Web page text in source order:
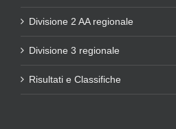
Divisione 2 AA regionale
Divisione 3 regionale
Risultati e Classifiche